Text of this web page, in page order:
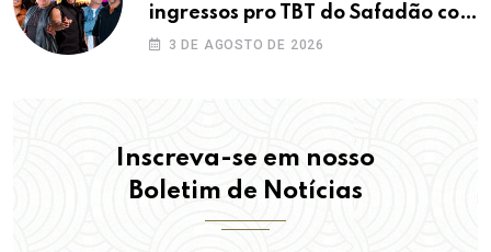
ingressos pro TBT do Safadão com
virada de lote nesta terça (04)
3 DE AGOSTO DE 2026
Inscreva-se em nosso
Boletim de Notícias